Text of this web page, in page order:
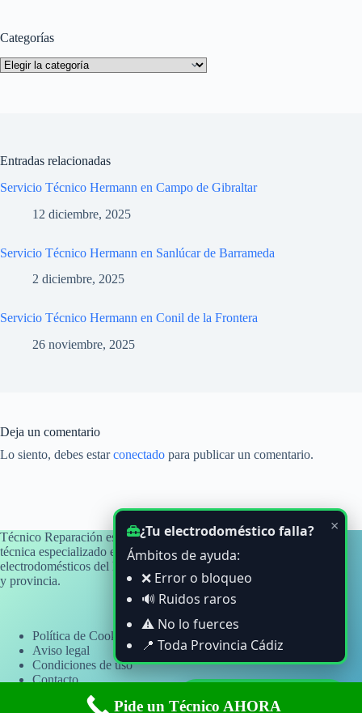
Categorías
Categorías
Entradas relacionadas
Servicio Técnico Hermann en Campo de Gibraltar
12 diciembre, 2025
Servicio Técnico Hermann en Sanlúcar de Barrameda
2 diciembre, 2025
Servicio Técnico Hermann en Conil de la Frontera
26 noviembre, 2025
Deja un comentario
Lo siento, debes estarconectado para publicar un comentario.
Técnico Reparación es un blog informativo y de orientación
técnica especializado en averías y problemas habituales de
electrodomésticos del hogar, con atención a usuarios de Cádiz
y provincia.
Política de Cookies
Aviso legal
Condiciones de uso
Contacto
Copyright © 2026 - Sitio web informativo independiente. No
somos servicio técnico oficial ni estamos vinculados a
×
¿Tu electrodoméstico falla?
Ámbitos de ayuda:
❌ Error o bloqueo
🔊 Ruidos raros
⚠️ No lo fuerces
📍 Toda Provincia Cádiz
Ayuda por WhatsApp
Pide un Técnico AHORA